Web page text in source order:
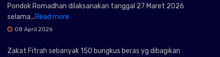
Pondok Romadhan dilaksanakan tanggal 27 Maret 2026
selama...Read more
08 April 2026
Zakat Fitrah sebanyak 150 bungkus beras yg dibagikan